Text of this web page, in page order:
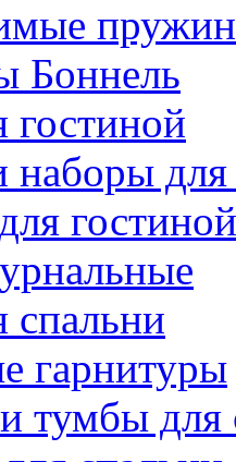
Боннель
гостиной
наборы для
гостиной
спальни
гарнитуры
тумбы для